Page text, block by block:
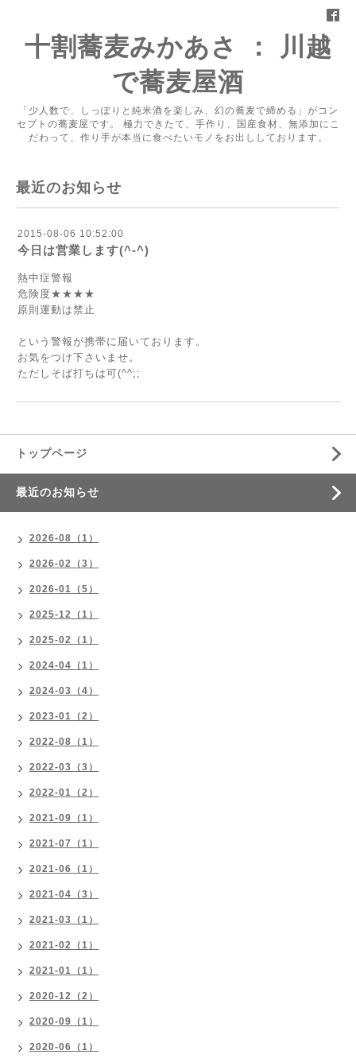
十割蕎麦みかあさ ： 川越
で蕎麦屋酒
「少人数で、しっぽりと純米酒を楽しみ、幻の蕎麦で締める」がコン
セプトの蕎麦屋です。 極力できたて、手作り、国産食材、無添加にこ
だわって、作り手が本当に食べたいモノをお出ししております。
最近のお知らせ
2015-08-06 10:52:00
今日は営業します(^-^)
熱中症警報
危険度★★★★
原則運動は禁止
という警報が携帯に届いております。
お気をつけ下さいませ。
ただしそば打ちは可(^^;;
トップページ
最近のお知らせ
2026-08（1）
2026-02（3）
2026-01（5）
2025-12（1）
2025-02（1）
2024-04（1）
2024-03（4）
2023-01（2）
2022-08（1）
2022-03（3）
2022-01（2）
2021-09（1）
2021-07（1）
2021-06（1）
2021-04（3）
2021-03（1）
2021-02（1）
2021-01（1）
2020-12（2）
2020-09（1）
2020-06（1）